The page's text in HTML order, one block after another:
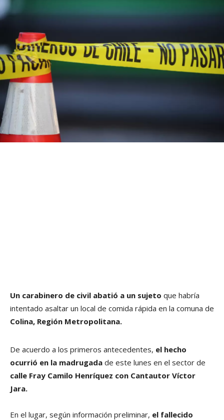
Un carabinero de civil abatió a un sujeto que habría
intentado asaltar un local de comida rápida en la comuna de
Colina, Región Metropolitana.
De acuerdo a los primeros antecedentes, el hecho
ocurrió en la madrugada de este lunes en el sector de
calle Fray Camilo Henríquez con Cantautor Víctor
Jara.
En el lugar, según información preliminar, el fallecido